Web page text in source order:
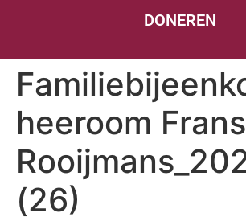
DONEREN
heeroom Frans
(26)